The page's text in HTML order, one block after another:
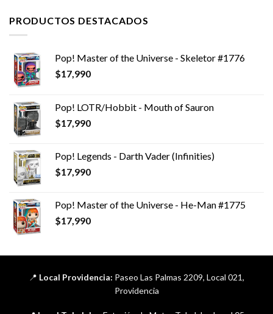
PRODUCTOS DESTACADOS
Pop! Master of the Universe - Skeletor #1776
$17,990
Pop! LOTR/Hobbit - Mouth of Sauron
$17,990
Pop! Legends - Darth Vader (Infinities)
$17,990
Pop! Master of the Universe - He-Man #1775
$17,990
📍 Local Providencia: Paseo Las Palmas 2209, Local 021,
Providencia